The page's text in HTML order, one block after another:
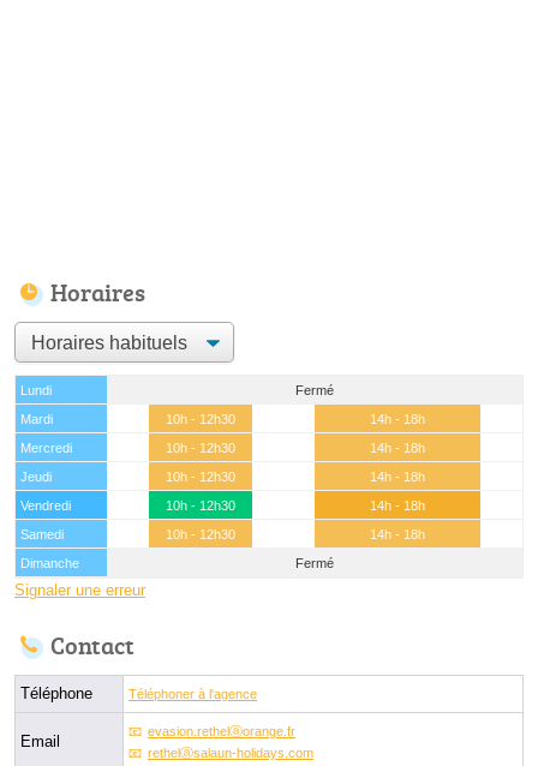
Horaires
Lundi
Fermé
Mardi
10h - 12h30
14h - 18h
Mercredi
10h - 12h30
14h - 18h
Jeudi
10h - 12h30
14h - 18h
Vendredi
10h - 12h30
14h - 18h
Samedi
10h - 12h30
14h - 18h
Dimanche
Fermé
Signaler une erreur
Contact
Téléphone Téléphoner à l'agence
Email
evasion.rethelⓐorange.fr
rethelⓐsalaun-holidays.com